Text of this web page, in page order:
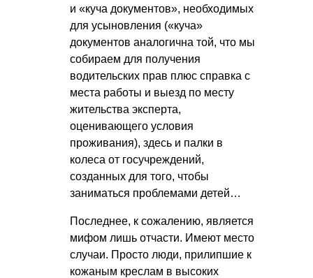
и «куча документов», необходимых
для усыновления («куча»
документов аналогична той, что мы
собираем для получения
водительских прав плюс справка с
места работы и выезд по месту
жительства эксперта,
оценивающего условия
проживания), здесь и палки в
колеса от госучреждений,
созданных для того, чтобы
заниматься проблемами детей…
Последнее, к сожалению, является
мифом лишь отчасти. Имеют место
случаи. Просто люди, прилипшие к
кожаным креслам в высоких